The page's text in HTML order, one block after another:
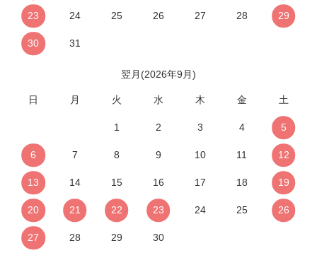
23 24 25 26 27 28 29
30 31
翌月(2026年9月)
日 月 火 水 木 金 土
1 2 3 4 5
6 7 8 9 10 11 12
13 14 15 16 17 18 19
20 21 22 23 24 25 26
27 28 29 30